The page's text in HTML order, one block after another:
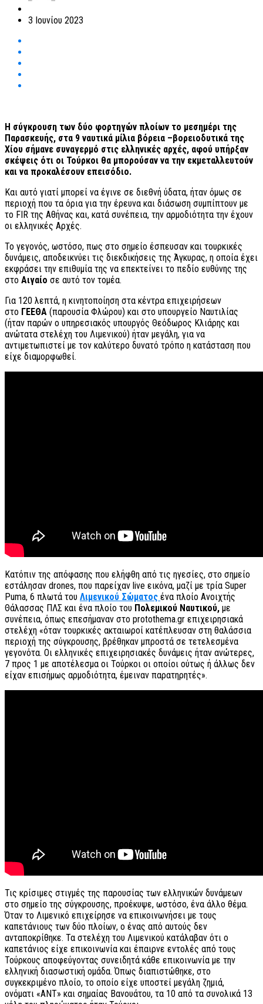
3 Ιουνίου 2023
Η σύγκρουση των δύο φορτηγών πλοίων το μεσημέρι της
Παρασκευής, στα 9 ναυτικά μίλια βόρεια –βορειοδυτικά της
Χίου σήμανε συναγερμό στις ελληνικές αρχές, αφού υπήρξαν
σκέψεις ότι οι Τούρκοι θα μπορούσαν να την εκμεταλλευτούν
και να προκαλέσουν επεισόδιο.
Και αυτό γιατί μπορεί να έγινε σε διεθνή ύδατα, ήταν όμως σε
περιοχή που τα όρια για την έρευνα και διάσωση συμπίπτουν με
το FIR της Αθήνας και, κατά συνέπεια, την αρμοδιότητα την έχουν
οι ελληνικές Αρχές.
Το γεγονός, ωστόσο, πως στο σημείο έσπευσαν και τουρκικές
δυνάμεις, αποδεικνύει τις διεκδικήσεις της Άγκυρας, η οποία έχει
εκφράσει την επιθυμία της να επεκτείνει το πεδίο ευθύνης της
στο Αιγαίο σε αυτό τον τομέα.
Για 120 λεπτά, η κινητοποίηση στα κέντρα επιχειρήσεων
στο ΓΕΕΘΑ (παρουσία Φλώρου) και στο υπουργείο Ναυτιλίας
(ήταν παρών ο υπηρεσιακός υπουργός Θεόδωρος Κλιάρης και
ανώτατα στελέχη του Λιμενικού) ήταν μεγάλη, για να
αντιμετωπιστεί με τον καλύτερο δυνατό τρόπο η κατάσταση που
είχε διαμορφωθεί.
Κατόπιν της απόφασης που ελήφθη από τις ηγεσίες, στο σημείο
εστάλησαν drones, που παρείχαν live εικόνα, μαζί με τρία Super
Puma, 6 πλωτά του Λιμενικού Σώματος ένα πλοίο Ανοιχτής
Θάλασσας ΠΛΣ και ένα πλοίο του Πολεμικού Ναυτικού, με
συνέπεια, όπως επεσήμαναν στο protothema.gr επιχειρησιακά
στελέχη «όταν τουρκικές ακταιωροί κατέπλευσαν στη θαλάσσια
περιοχή της σύγκρουσης, βρέθηκαν μπροστά σε τετελεσμένα
γεγονότα. Οι ελληνικές επιχειρησιακές δυνάμεις ήταν ανώτερες,
7 προς 1 με αποτέλεσμα οι Τούρκοι οι οποίοι ούτως ή άλλως δεν
είχαν επισήμως αρμοδιότητα, έμειναν παρατηρητές».
Τις κρίσιμες στιγμές της παρουσίας των ελληνικών δυνάμεων
στο σημείο της σύγκρουσης, προέκυψε, ωστόσο, ένα άλλο θέμα.
Όταν το Λιμενικό επιχείρησε να επικοινωνήσει με τους
καπετάνιους των δύο πλοίων, ο ένας από αυτούς δεν
ανταποκρίθηκε. Τα στελέχη του Λιμενικού κατάλαβαν ότι ο
καπετάνιος είχε επικοινωνία και έπαιρνε εντολές από τους
Τούρκους αποφεύγοντας συνειδητά κάθε επικοινωνία με την
ελληνική διασωστική ομάδα. Όπως διαπιστώθηκε, στο
συγκεκριμένο πλοίο, το οποίο είχε υποστεί μεγάλη ζημιά,
ονόματι «ΑΝΤ» και σημαίας Βανουάτου, τα 10 από τα συνολικά 13